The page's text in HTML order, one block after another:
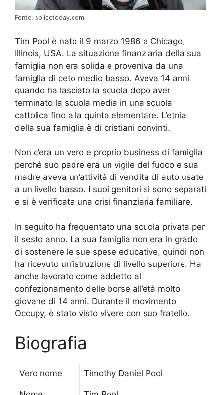
Fonte: splicetoday.com
Tim Pool è nato il 9 marzo 1986 a Chicago,
Illinois, USA. La situazione finanziaria della sua
famiglia non era solida e proveniva da una
famiglia di ceto medio basso. Aveva 14 anni
quando ha lasciato la scuola dopo aver
terminato la scuola media in una scuola
cattolica fino alla quinta elementare. L’etnia
della sua famiglia è di cristiani convinti.
Non c’era un vero e proprio business di famiglia
perché suo padre era un vigile del fuoco e sua
madre aveva un’attività di vendita di auto usate
a un livello basso. I suoi genitori si sono separati
e si è verificata una crisi finanziaria familiare.
In seguito ha frequentato una scuola privata per
il sesto anno. La sua famiglia non era in grado
di sostenere le sue spese educative, quindi non
ha ricevuto un’istruzione di livello superiore. Ha
anche lavorato come addetto al
confezionamento delle borse all’età molto
giovane di 14 anni. Durante il movimento
Occupy, è stato visto vivere con suo fratello.
Biografia
Vero nome Timothy Daniel Pool